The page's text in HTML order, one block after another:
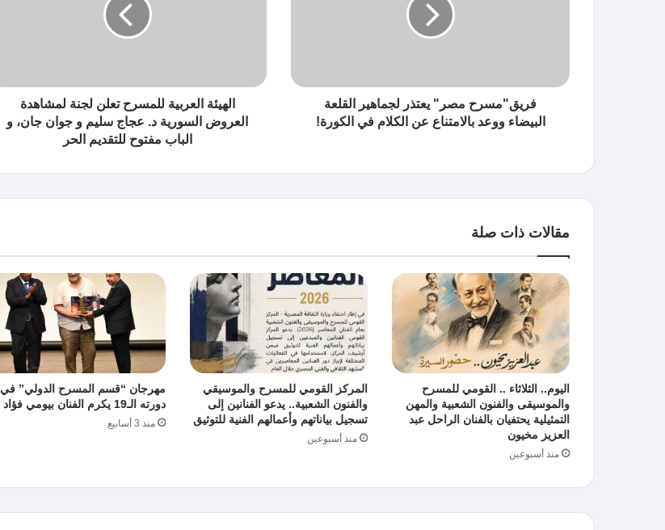
فريق"مسرح مصر" يعتذر لجماهير القلعة
البيضاء ووعد بالامتناع عن الكلام في الكورة!
الهيئة العربية للمسرح تعلن لجنة لمشاهدة
العروض السورية د. عجاج سليم و جوان جان، و
الباب مفتوح للتقديم الحر
مقالات ذات صلة
اليوم.. الثلاثاء .. القومي للمسرح
والموسيقى والفنون الشعبية والمهن
التمثيلية يحتفيان بالفنان الراحل عبد
العزيز مخيون
منذ أسبوعين
المركز القومي للمسرح والموسيقي
والفنون الشعبية.. يدعو الفنانين إلى
تسجيل بياناتهم وأعمالهم الفنية للتوثيق
منذ أسبوعين
مهرجان “قسم المسرح الدولي” في
دورته الـ19 يكرم الفنان بيومي فؤاد
منذ 3 أسابيع